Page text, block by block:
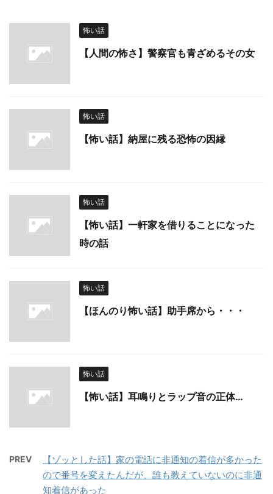
怖い話
【人間の怖さ】警察官も青ざめるその女
怖い話
【怖い話】納屋に残る恐怖の因縁
怖い話
【怖い話】一軒家を借りることになった
時の話
怖い話
【ほんのり怖い話】助手席から・・・
怖い話
【怖い話】耳鳴りとラップ音の正体…
PREV
【ゾッとした話】家の電話に非通知の着信が多かった
ので番号を変えたんだが、誰も教えていないのに非通
知着信があった